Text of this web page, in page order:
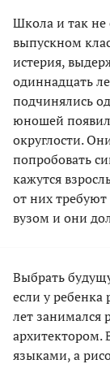
Школа и так не
выпускном
истерия,
одиннадцать
подчинялись
юношей
округлости.
попробовать
кажутся
от них
вузом и они
Выбрать
если у
лет занимался
архитектором.
языками, а